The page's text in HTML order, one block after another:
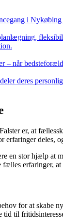
i Nykøbing
– når
deres
er, at
erfaringer deles,
en stor hjælp at
erfaringer,
for at skabe
tid til